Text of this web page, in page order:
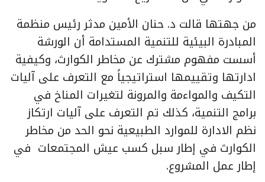
من جهتها قالت د. حنان الأمين مدثر رئيس منظمة
المبادرة البيئية للتنمية المستدامة أن الورشة
أسست مفهوم مشترك عن مخاطر الكوارث، وكيفية
ادارتها وتقييمها استراتيجياً مع التعرف على آليات
التكيف والمواءمة والمرونة لتغيرات المناخ في
برامج التنمية، كذلك تم التعرف على آليات ارتكاز
نظم الادارة للموارد الطبيعية نحو الحد من مخاطر
الكوارث في إطار سبل كسب عيش المجتمعات في
إطار عمل المشروع.